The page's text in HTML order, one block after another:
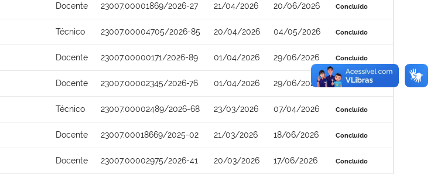
Docente 23007.00001869/2026-27 21/04/2026 20/06/2026 Concluído
Técnico 23007.00004705/2026-85 20/04/2026 04/05/2026 Concluído
Docente 23007.00000171/2026-89 01/04/2026 29/06/2026 Concluído
Docente 23007.00002345/2026-76 01/04/2026 29/06/2026 Concluído
Técnico 23007.00002489/2026-68 23/03/2026 07/04/2026 Concluído
Docente 23007.00018669/2025-02 21/03/2026 18/06/2026 Concluído
Docente 23007.00002975/2026-41 20/03/2026 17/06/2026 Concluído